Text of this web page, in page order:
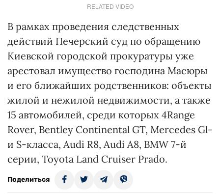
RELATED VIDEO
В рамках проведения следственных
действий Печерский суд по обращению
Киевской городской прокуратуры уже
арестовал имущество господина Масюры
и его ближайших родственников: объекты
жилой и нежилой недвижимости, а также
15 автомобилей, среди которых 4Range
Rover, Bentley Continental GT, Mercedes Gl-
и S-класса, Audi R8, Audi A8, BMW 7-й
серии, Toyota Land Cruiser Prado.
Поделиться